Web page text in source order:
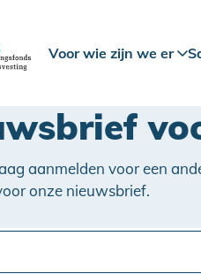
Voor wie zijn we er
aanmelden voor een
onze nieuwsbrief.